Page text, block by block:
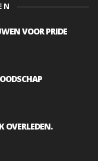
VOOR PRIDE
OVERLEDEN.